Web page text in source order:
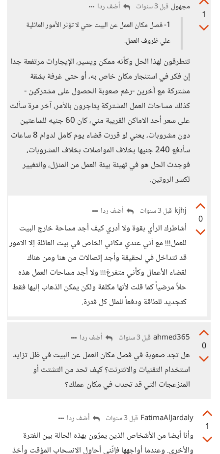
1
مجهول قبل 3 سنوات
أضف ردا
1- فصل مكان العمل عن البيت حتي لا تؤثر الأمور العائلية
علي ظروف العمل.
تتطرقون لهذا الحل وكأنه ممكن ويسير، الإيجارات مرتفعة جدا
إن فكر في استئجار مكان خاص به، أو حتى غرفة بشقة
مشتركة مع آخرين -رغم صعوبة الحصول على مشتركين -
كذلك مساحات العمل المشتركة يتاجرون بالأمر، آخر مرة سألت
على سعر أحد الاماكن القريبة مني، كان 60 جنيه للساعتين
دون مشروبات، يعني لو قررت قضاء يوم كامل لدوام 8 ساعات
سأدفع 240 جنيها بخلاف المواصلات بخلاف المشروبات،
فوجدت الحل هو في تهيئة بيئة العمل من المنزل، والتغيير
لكسر الروتين.
0
kjhj قبل 3 سنوات أضف ردا
أشاطرك الرأي بقوة ولا أدري كيف أجد مساحة خارج البيت
للعمل!!! مع أني عندي مكاني الخاص في بيت العائلة إلا الامور
قد تتداخل في لحقيقة وأجد إتصالات من هنا ومن هناك
لقضاء الأعمال وكأني متفرغ!!! ولا أجد مساحات العمل هذه
حلاً مرضياً كما قلت لأنها مكلفة ولكن يمكن الذهاب إليها فقط
كتجديد للطاقة ودفعاً للملل كل فترة.
0
ahmed365 قبل 3 سنوات أضف ردا
هل تجد صعوبة في فصل مكان العمل عن البيت في ظل تزايد
استخدام التقنيات والانترنت؟ كيف تحد من التشتت أو
المنزعجات التي قد تحدث في مكان عملك؟
1
FatimaAlJardaly قبل 3 سنوات أضف ردا
وأنا أيضا من الأشخاص الذين يمرّون بهذه الحالة بين الفترة
والأخرى. وعندما أواجهها فإنّني أحاول الانسحاب المؤقت وأخذ